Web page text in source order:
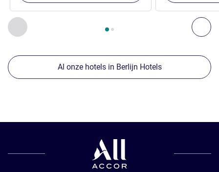
Vorige - Onze andere etablissementen in de buurt
Pagina , Onze andere etablissementen in de buurt 1
Al onze hotels in Berlijn Hotels